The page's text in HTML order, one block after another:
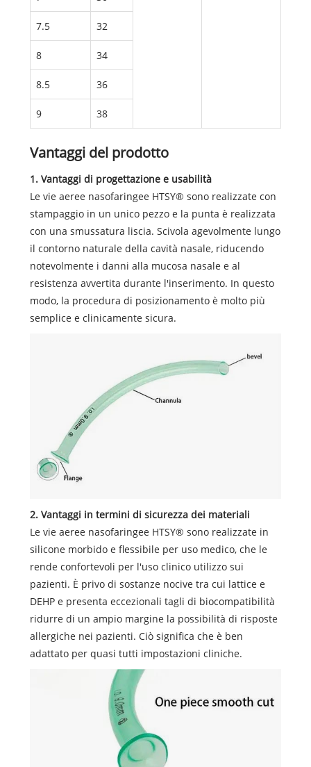
7.5 32
8 34
8.5 36
9 38
Vantaggi del prodotto
1. Vantaggi di progettazione e usabilità
Le vie aeree nasofaringee HTSY® sono realizzate con
stampaggio in un unico pezzo e la punta è realizzata
con una smussatura liscia. Scivola agevolmente lungo
il contorno naturale della cavità nasale, riducendo
notevolmente i danni alla mucosa nasale e al
resistenza avvertita durante l'inserimento. In questo
modo, la procedura di posizionamento è molto più
semplice e clinicamente sicura.
2. Vantaggi in termini di sicurezza dei materiali
Le vie aeree nasofaringee HTSY® sono realizzate in
silicone morbido e flessibile per uso medico, che le
rende confortevoli per l'uso clinico utilizzo sui
pazienti. È privo di sostanze nocive tra cui lattice e
DEHP e presenta eccezionali tagli di biocompatibilità
ridurre di un ampio margine la possibilità di risposte
allergiche nei pazienti. Ciò significa che è ben
adattato per quasi tutti impostazioni cliniche.